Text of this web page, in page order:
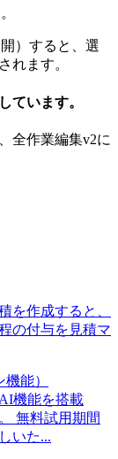
）すると、選
れます。
ています。
全作業編集v2に
を作成すると、
の付与を見積マ
能）
機能を搭載
無料試用期間
いた...